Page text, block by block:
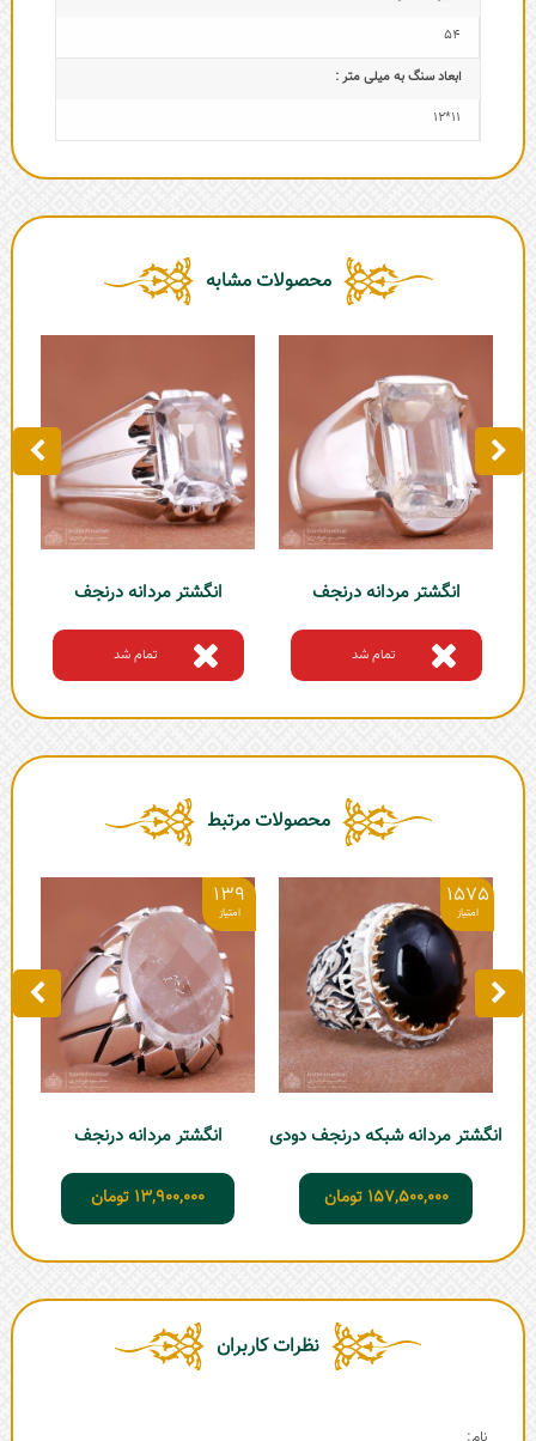
54
ابعاد سنگ به میلی متر :
11*12
محصولات مشابه
انگشتر مردانه درنجف
تمام شد
انگشتر مردانه درنجف
تمام شد
محصولات مرتبط
1575
انگشتر مردانه شبکه درنجف دودی
157,500,000 تومان
139
انگشتر مردانه درنجف
13,900,000 تومان
نظرات کاربران